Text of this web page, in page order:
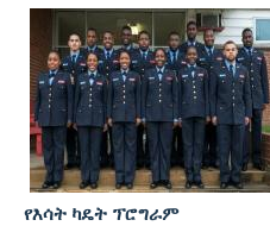
የእሳት ካዴት ፕሮግራም